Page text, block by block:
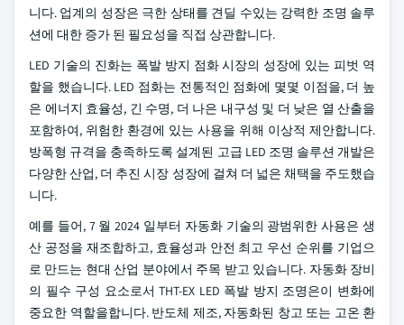
니다. 업계의 성장은 극한 상태를 견딜 수있는 강력한 조명 솔루
션에 대한 증가 된 필요성을 직접 상관합니다.
LED 기술의 진화는 폭발 방지 점화 시장의 성장에 있는 피벗 역
할을 했습니다. LED 점화는 전통적인 점화에 몇몇 이점을, 더 높
은 에너지 효율성, 긴 수명, 더 나은 내구성 및 더 낮은 열 산출을
포함하여, 위험한 환경에 있는 사용을 위해 이상적 제안합니다.
방폭형 규격을 충족하도록 설계된 고급 LED 조명 솔루션 개발은
다양한 산업, 더 추진 시장 성장에 걸쳐 더 넓은 채택을 주도했습
니다.
예를 들어, 7 월 2024 일부터 자동화 기술의 광범위한 사용은 생
산 공정을 재조합하고, 효율성과 안전 최고 우선 순위를 기업으
로 만드는 현대 산업 분야에서 주목 받고 있습니다. 자동화 장비
의 필수 구성 요소로서 THT-EX LED 폭발 방지 조명은이 변화에
중요한 역할을합니다. 반도체 제조, 자동화된 창고 또는 고온 환